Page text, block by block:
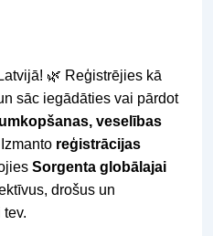
🌿 Reģistrējies kā
sāc iegādāties vai pārdot
veselības
reģistrācijas
Sorgenta globālajai
drošus un